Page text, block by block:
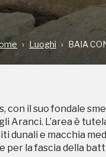
Luoghi BAIA
con il suo fondale
Aranci. L’area è
dunali e macchia
la fascia della
con il suo fondale
Aranci. L’area è
dunali e macchia
la fascia della